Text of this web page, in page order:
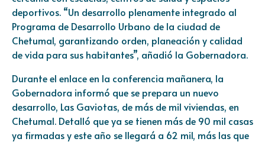
deportivos. “Un desarrollo plenamente integrado al
Programa de Desarrollo Urbano de la ciudad de
Chetumal, garantizando orden, planeación y calidad
de vida para sus habitantes”, añadió la Gobernadora.
Durante el enlace en la conferencia mañanera, la
Gobernadora informó que se prepara un nuevo
desarrollo, Las Gaviotas, de más de mil viviendas, en
Chetumal. Detalló que ya se tienen más de 90 mil casas
ya firmadas y este año se llegará a 62 mil, más las que